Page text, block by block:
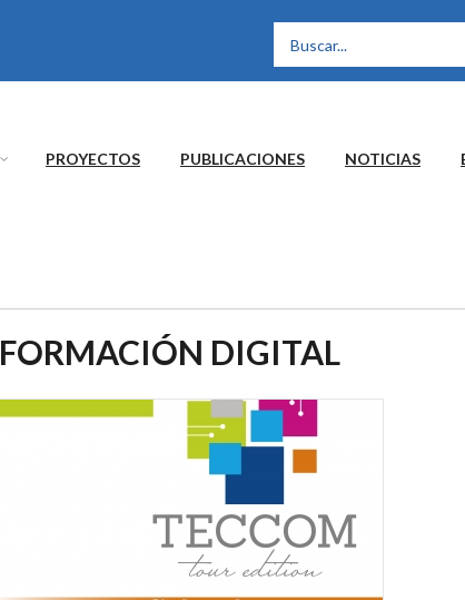
PROYECTOS PUBLICACIONES NOTICIAS
DIGITAL